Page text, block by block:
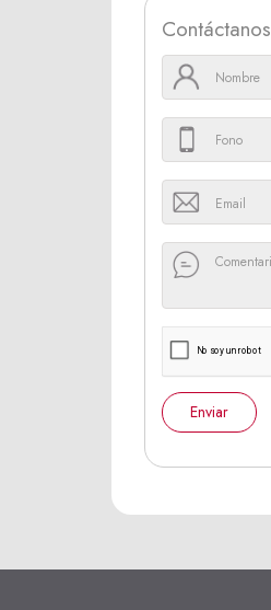
Contáctanos
Enviar